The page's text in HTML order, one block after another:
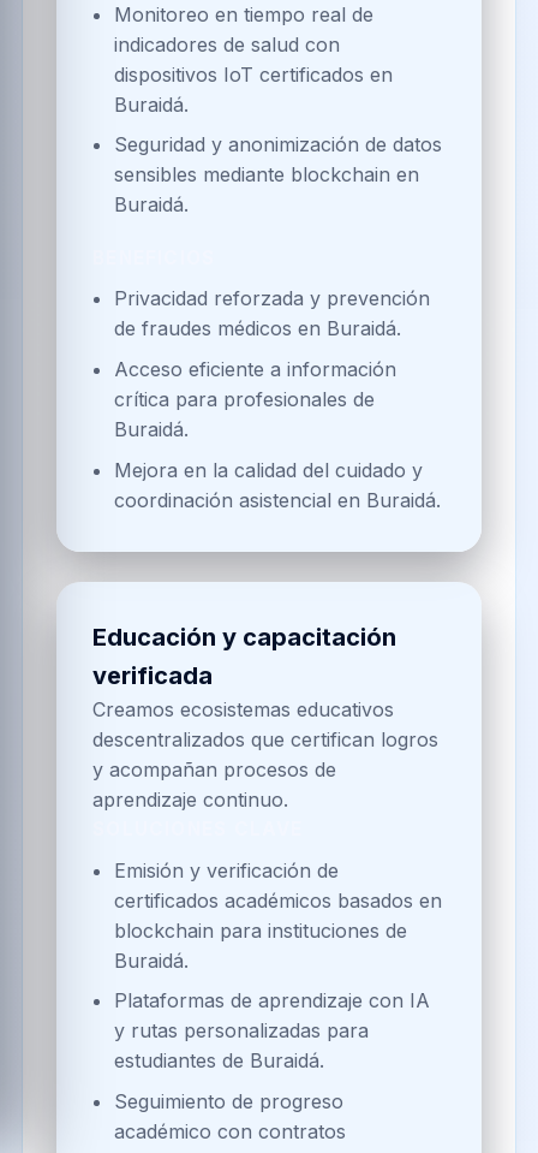
Monitoreo en tiempo real de
indicadores de salud con
dispositivos IoT certificados en
Buraidá.
Seguridad y anonimización de datos
sensibles mediante blockchain en
Buraidá.
Privacidad reforzada y prevención
de fraudes médicos en Buraidá.
Acceso eficiente a información
crítica para profesionales de
Buraidá.
Mejora en la calidad del cuidado y
coordinación asistencial en Buraidá.
Educación y capacitación
verificada
Creamos ecosistemas educativos
descentralizados que certifican logros
y acompañan procesos de
aprendizaje continuo.
Emisión y verificación de
certificados académicos basados en
blockchain para instituciones de
Buraidá.
Plataformas de aprendizaje con IA
y rutas personalizadas para
estudiantes de Buraidá.
Seguimiento de progreso
académico con contratos